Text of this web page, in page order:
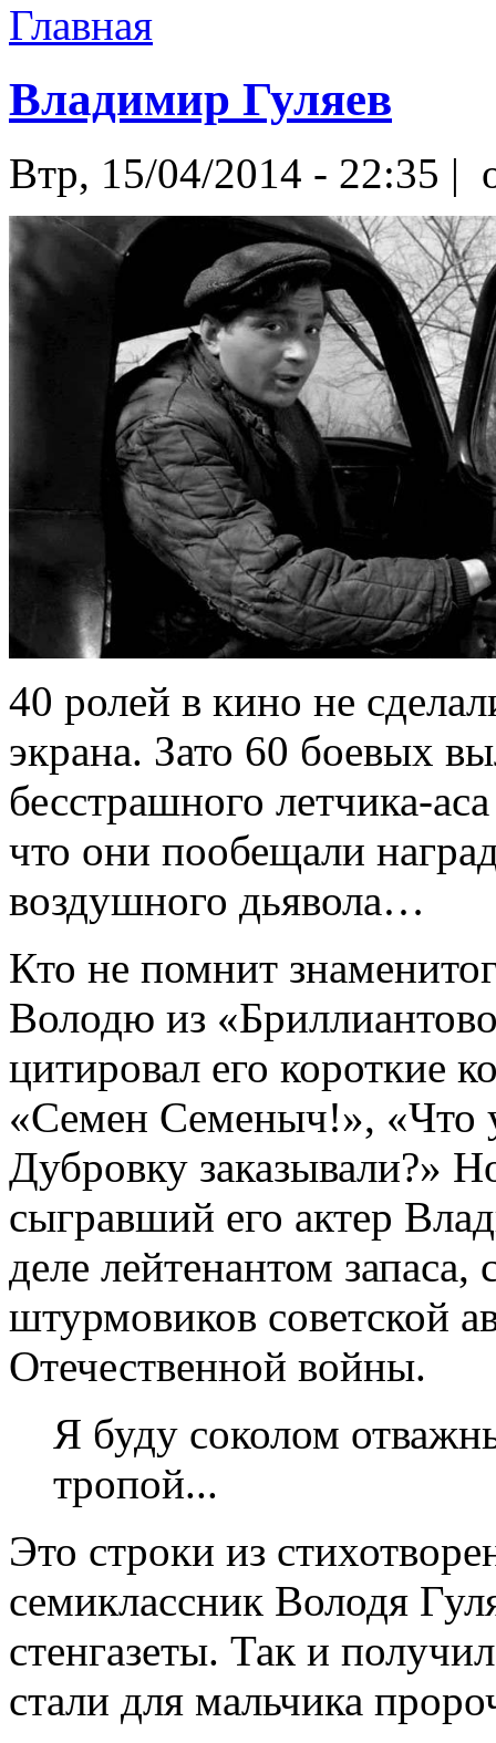
Главная
Владимир Гуляев
Втр, 15/04/2014 - 22:35 |
40 ролей в кино не
экрана. Зато 60 боевых
бесстрашного летчика-
что они пообещали
воздушного дьявола…
Кто не помнит
Володю из
цитировал его короткие
«Семен Семеныч!», «Что
Дубровку заказывали?»
сыгравший его актер
деле лейтенантом
штурмовиков советской
Отечественной войны.
Я буду соколом
тропой...
Это строки из
семиклассник Володя
стенгазеты. Так и
стали для мальчика